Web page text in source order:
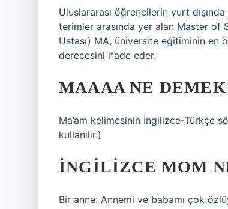
Uluslararası öğrencilerin yurt
terimler arasında yer alan Master of
Ustası) MA, üniversite eğitiminin en
derecesini ifade eder.
MAAAA NE
Ma’am kelimesinin İngilizce-Türkçe
kullanılır.)
İNGILIZCE MOM
Bir anne: Annemi ve babamı çok